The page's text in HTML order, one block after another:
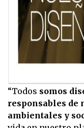
“Todos somos
responsables de
ambientales y